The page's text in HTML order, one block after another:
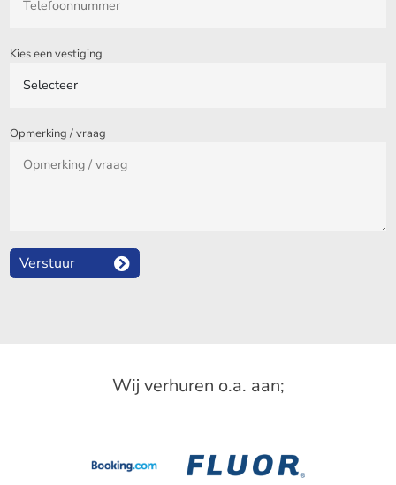
Kies een vestiging
Opmerking / vraag
Verstuur
Wij verhuren o.a. aan;